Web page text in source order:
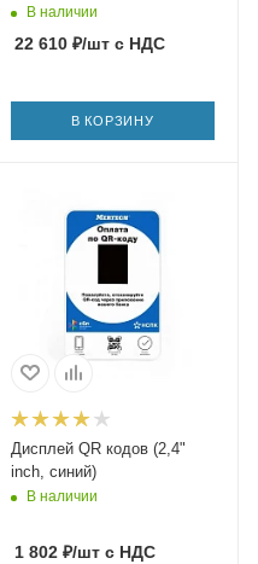
В наличии
22 610₽/штс НДС
В КОРЗИНУ
Дисплей QR кодов (2,4"
inch, синий)
В наличии
1 802₽/штс НДС